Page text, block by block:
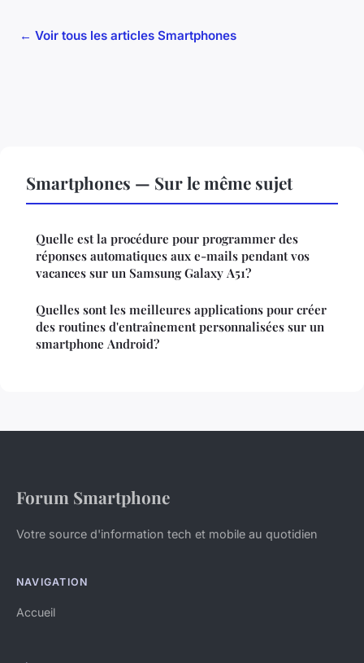
← Voir tous les articles Smartphones
Smartphones — Sur le même sujet
Quelle est la procédure pour programmer des
réponses automatiques aux e-mails pendant vos
vacances sur un Samsung Galaxy A51?
Quelles sont les meilleures applications pour créer
des routines d'entraînement personnalisées sur un
smartphone Android?
Forum Smartphone
Votre source d'information tech et mobile au quotidien
NAVIGATION
Accueil